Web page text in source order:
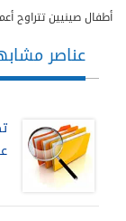
أطفال صينيين تتراوح أعمارهم من (3-
عناصر